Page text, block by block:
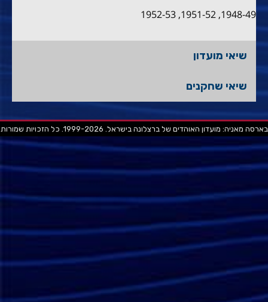
1948-49, 1951-52, 1952-53
שיאי מועדון
שיאי שחקנים
בארסה מאניה: מועדון האוהדים של ברצלונה בישראל. 1999-2026. כל הזכויות שמורות